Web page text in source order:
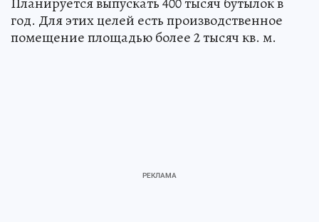
час и линия розлива до 2 тысяч бутылок в час.
Планируется выпускать 400 тысяч бутылок в
год. Для этих целей есть производственное